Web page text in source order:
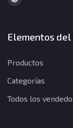
Elementos
Productos
Categorías
Todos los